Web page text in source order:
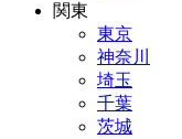
関東
東京
神奈川
埼玉
千葉
茨城